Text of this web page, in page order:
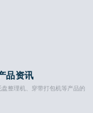
品资讯
整理机、穿带打包机等产品的